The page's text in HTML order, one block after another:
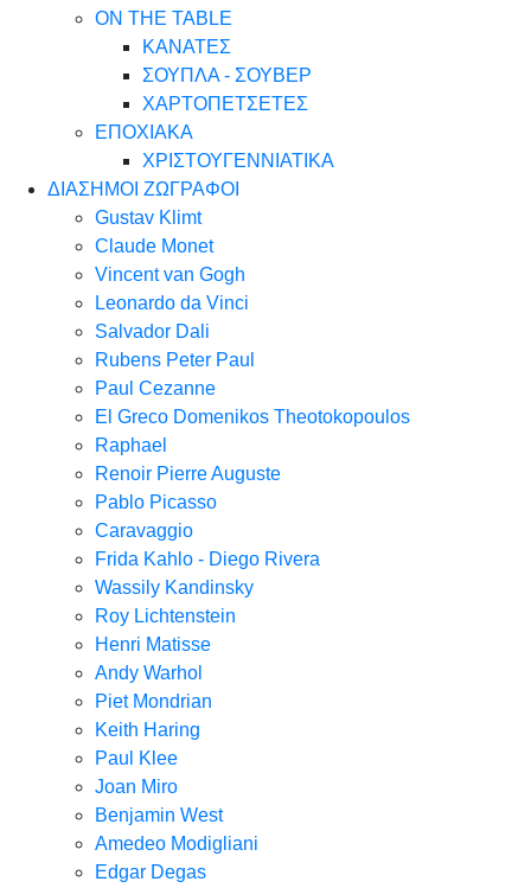
ON THE TABLE
ΚΑΝΑΤΕΣ
ΣΟΥΠΛΑ - ΣΟΥΒΕΡ
ΧΑΡΤΟΠΕΤΣΕΤΕΣ
ΕΠΟΧΙΑΚΑ
ΧΡΙΣΤΟΥΓΕΝΝΙΑΤΙΚΑ
ΔΙΑΣΗΜΟΙ ΖΩΓΡΑΦΟΙ
Gustav Klimt
Claude Monet
Vincent van Gogh
Leonardo da Vinci
Salvador Dali
Rubens Peter Paul
Paul Cezanne
El Greco Domenikos Theotokopoulos
Raphael
Renoir Pierre Auguste
Pablo Picasso
Caravaggio
Frida Kahlo - Diego Rivera
Wassily Kandinsky
Roy Lichtenstein
Henri Matisse
Andy Warhol
Piet Mondrian
Keith Haring
Paul Klee
Joan Miro
Benjamin West
Amedeo Modigliani
Edgar Degas